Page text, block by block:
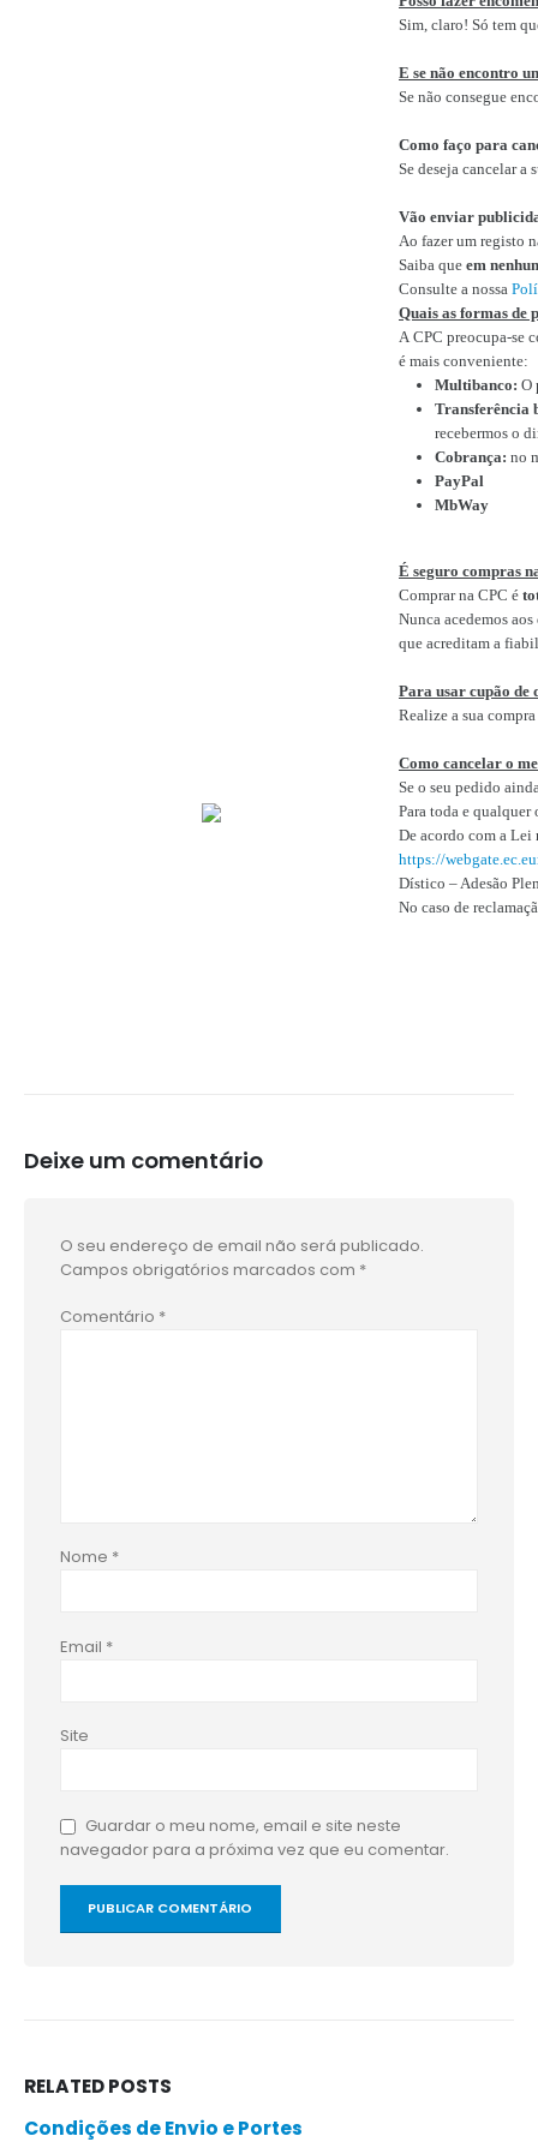
Sim, claro! Só tem
E se não encontro
Se não consegue
Como faço para
Se deseja cancelar a
Vão enviar
Ao fazer um registo
Saiba que em
Consulte a nossa
Quais as formas de
A CPC preocupa-se
é mais conveniente:
Multibanco: O
Transferência
recebermos o
Cobrança: no
PayPal
MbWay
É seguro compras
Comprar na CPC é
Nunca acedemos
que acreditam a
Para usar cupão de
Realize a sua
Como cancelar o
Se o seu pedido
Para toda e
De acordo com a
https://
Dístico – Adesão
No caso de
Deixe um comentário
O seu endereço de email não será publicado.
Campos obrigatórios marcados com *
Comentário *
Nome *
Email *
Site
Guardar o meu nome, email e site neste
navegador para a próxima vez que eu comentar.
RELATEDPOSTS
Condições de Envio e Portes